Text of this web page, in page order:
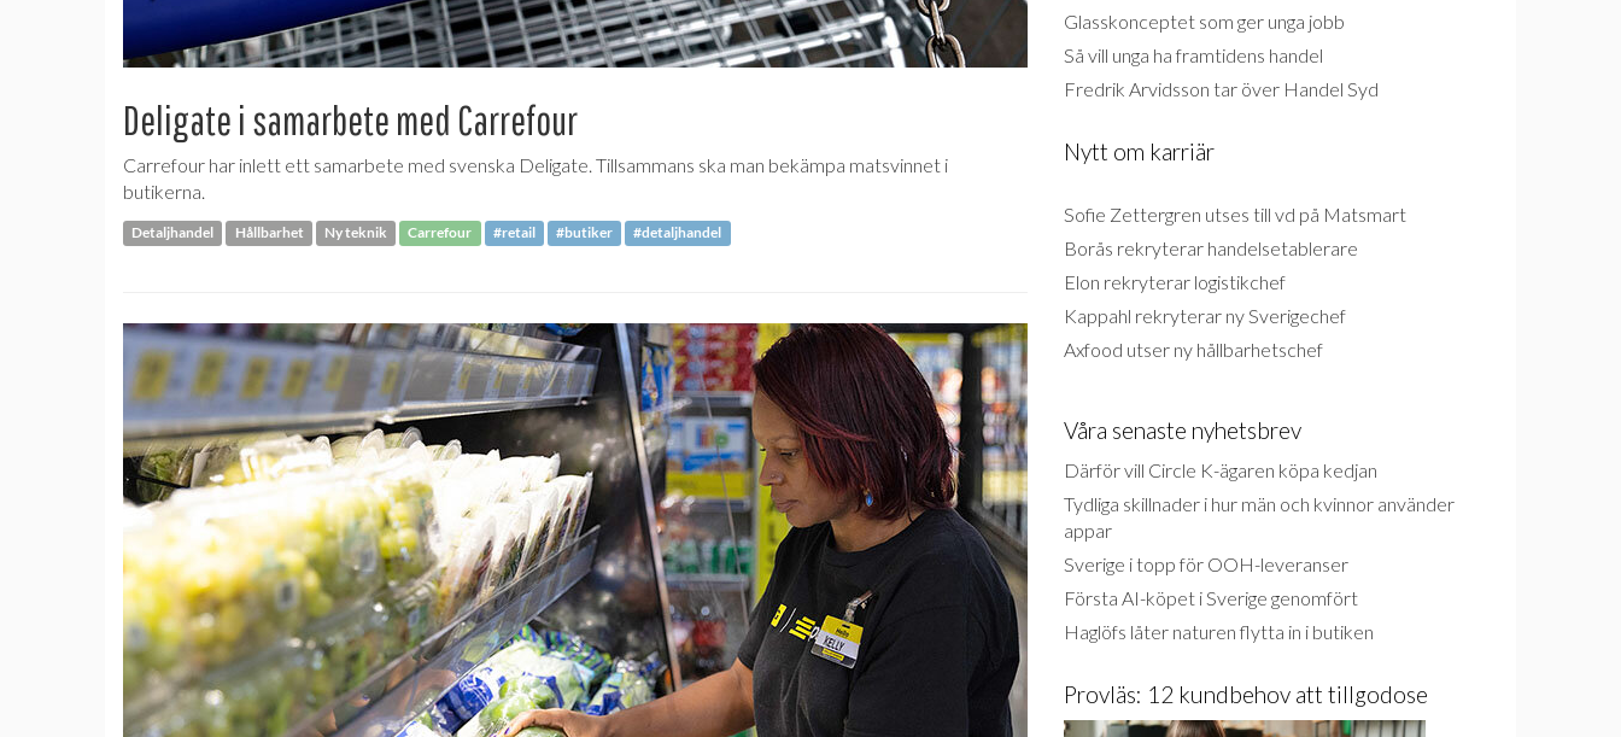
Deligate i samarbete med Carrefour
Carrefour har inlett ett samarbete med svenska Deligate. Tillsammans ska man bekämpa matsvinnet i
butikerna.
Detaljhandel Hållbarhet Ny teknik Carrefour #retail #butiker #detaljhandel
Glasskonceptet som ger unga jobb
Så vill unga ha framtidens handel
Fredrik Arvidsson tar över Handel Syd
Nytt om karriär
Sofie Zettergren utses till vd på Matsmart
Borås rekryterar handelsetablerare
Elon rekryterar logistikchef
Kappahl rekryterar ny Sverigechef
Axfood utser ny hållbarhetschef
Våra senaste nyhetsbrev
Därför vill Circle K-ägaren köpa kedjan
Tydliga skillnader i hur män och kvinnor använder
appar
Sverige i topp för OOH-leveranser
Första AI-köpet i Sverige genomfört
Haglöfs låter naturen flytta in i butiken
Provläs: 12 kundbehov att tillgodose